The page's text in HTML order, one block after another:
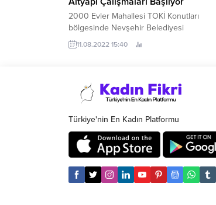
2000 Evler Mahallesi TOKİ Konutları
bölgesinde Nevşehir Belediyesi
çalışması yapılacak.
11.08.2022 15:40
Türkiye'nin En Kadın Platformu